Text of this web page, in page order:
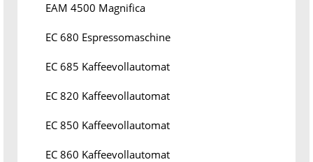
EAM 4500 Magnifica
EC 680 Espressomaschine
EC 685 Kaffeevollautomat
EC 820 Kaffeevollautomat
EC 850 Kaffeevollautomat
EC 860 Kaffeevollautomat